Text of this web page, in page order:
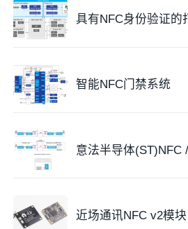
具有NFC身份验证的
智能NFC门禁系统
意法半导体(ST)NFC
近场通讯NFC v2模